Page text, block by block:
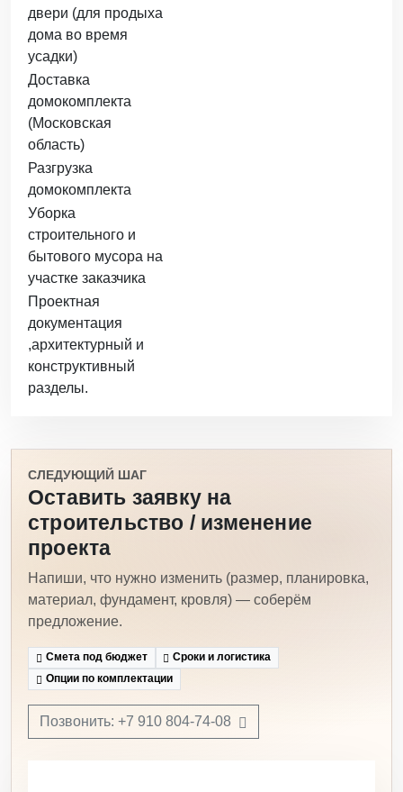
двери (для продыха
дома во время
усадки)
Доставка
домокомплекта
(Московская
область)
Разгрузка
домокомплекта
Уборка
строительного и
бытового мусора на
участке заказчика
Проектная
документация
,архитектурный и
конструктивный
разделы.
СЛЕДУЮЩИЙ ШАГ
Оставить заявку на
строительство / изменение
проекта
Напиши, что нужно изменить (размер, планировка,
материал, фундамент, кровля) — соберём
предложение.
Смета под бюджет
Сроки и логистика
Опции по комплектации
Позвонить: +7 910 804-74-08